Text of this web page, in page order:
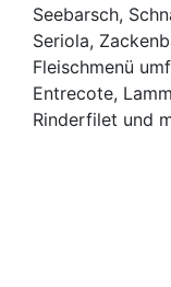
Seebarsch,
Seriola,
Fleischmenü
Entrecote,
Rinderfilet und